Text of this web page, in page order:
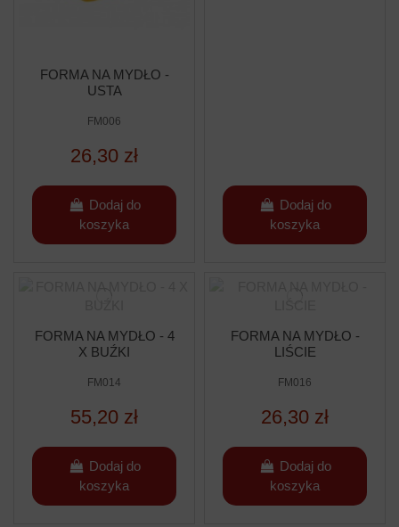
FORMA NA MYDŁO -
USTA
FM006
26,30 zł
Dodaj do
koszyka
Dodaj do
koszyka
FORMA NA MYDŁO - 4
X BUŹKI
FM014
55,20 zł
Dodaj do
koszyka
FORMA NA MYDŁO -
LIŚCIE
FM016
26,30 zł
Dodaj do
koszyka